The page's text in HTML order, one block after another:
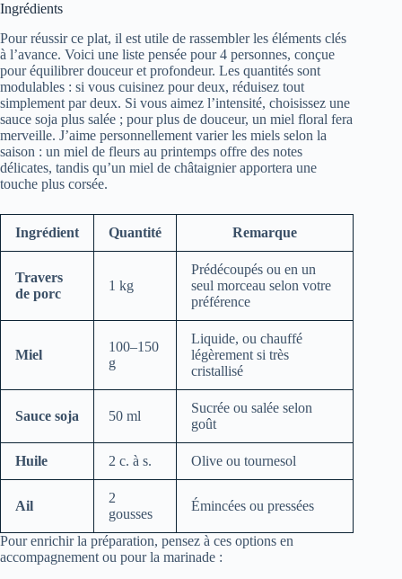
Ingrédients
Pour réussir ce plat, il est utile de rassembler les éléments clés
à l’avance. Voici une liste pensée pour 4 personnes, conçue
pour équilibrer douceur et profondeur. Les quantités sont
modulables : si vous cuisinez pour deux, réduisez tout
simplement par deux. Si vous aimez l’intensité, choisissez une
sauce soja plus salée ; pour plus de douceur, un miel floral fera
merveille. J’aime personnellement varier les miels selon la
saison : un miel de fleurs au printemps offre des notes
délicates, tandis qu’un miel de châtaignier apportera une
touche plus corsée.
Ingrédient Quantité Remarque
Travers
de porc
1 kg
Prédécoupés ou en un
seul morceau selon votre
préférence
Miel
100–150
g
Liquide, ou chauffé
légèrement si très
cristallisé
Sauce soja 50 ml
Sucrée ou salée selon
goût
Huile 2 c. à s. Olive ou tournesol
Ail
2
gousses
Émincées ou pressées
Pour enrichir la préparation, pensez à ces options en
accompagnement ou pour la marinade :